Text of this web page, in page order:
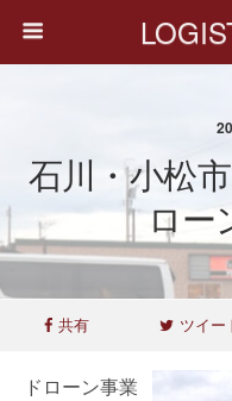
石川・小松
ロー
共有 ツイー
ドローン事業